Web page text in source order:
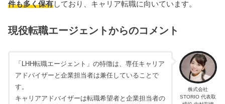
件も多く保有しており、キャリア転職に向いています。
現役転職エージェントからのコメント
株式会社
STORIO 代表取
「LHH転職エージェント」の特徴は、専任キャリア
アドバイザーと企業担当者は兼任していることで
す。
キャリアアドバイザーは転職希望者と企業担当者の